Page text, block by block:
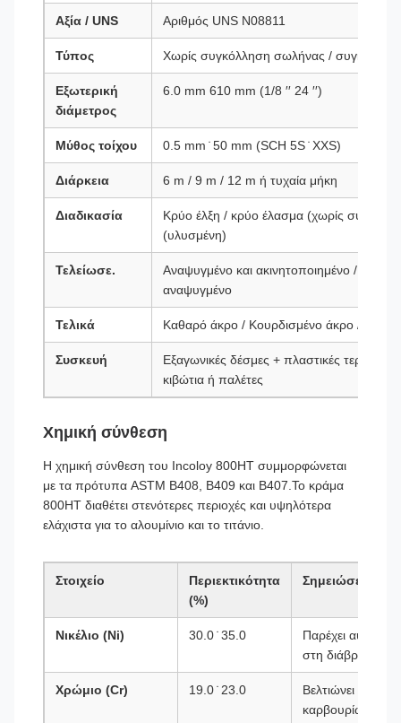
Αξία / UNS Αριθμός UNS N08811
Τύπος Χωρίς συγκόλληση σωλήνας /
Εξωτερική
διάμετρος
6.0 mm 610 mm (1/8 ′′ 24 ′′)
Μύθος τοίχου 0.5 mm ̇ 50 mm (SCH 5S ̇ XXS)
Διάρκεια 6 m / 9 m / 12 m ή τυχαία μήκη
Διαδικασία
Κρύο έλξη / κρύο έλασμα (χωρίς
(υλυσμένη)
Τελείωσε.
Αναψυγμένο και ακινητοποιημένο /
αναψυγμένο
Τελικά Καθαρό άκρο / Κουρδισμένο άκρο /
Συσκευή
Εξαγωνικές δέσμες + πλαστικές
κιβώτια ή παλέτες
Χημική σύνθεση
Η χημική σύνθεση του Incoloy 800HT συμμορφώνεται
με τα πρότυπα ASTM B408, B409 και B407.Το κράμα
800HT διαθέτει στενότερες περιοχές και υψηλότερα
ελάχιστα για το αλουμίνιο και το τιτάνιο.
Στοιχείο
Περιεκτικότητα
(%)
Σημειώσεις
Νικέλιο (Ni) 30.0 ̇ 35.0
Παρέχει
στη διάβρωση
Χρώμιο (Cr) 19.0 ̇ 23.0
Βελτιώνει την
καρβουρίωση